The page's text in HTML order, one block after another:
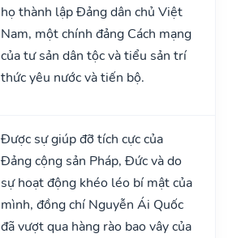
họ thành lập Đảng dân chủ Việt
Nam, một chính đảng Cách mạng
của tư sản dân tộc và tiểu sản trí
thức yêu nước và tiến bộ.
Được sự giúp đỡ tích cực của
Đảng cộng sản Pháp, Đức và do
sự hoạt động khéo léo bí mật của
mình, đồng chí Nguyễn Ái Quốc
đã vượt qua hàng rào bao vây của